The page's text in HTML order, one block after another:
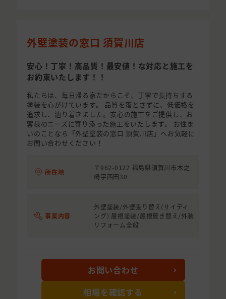
外壁塗装の窓口 須賀川店
安心！丁寧！高品質！最安値！な対応と施工を
お約束いたします！！
私たちは、毎日帰る家だからこそ、丁寧で長持ちする
塗装を心がけています。 品質を落とさずに、低価格を
追求し、辿り着きました。安心の施工をご提供し、お
客様のニーズに寄り添った施工をいたします。 お住ま
いのことなら「外壁塗装の窓口 須賀川店」へお気軽に
お問い合わせください！
所在地
〒962-0122 福島県須賀川市木之
崎字西田30
事業内容
外壁塗装/外壁張り替え(サイディ
ング) 屋根塗装/屋根葺き替え/外装
リフォーム全般
お問い合わせ
相場を確認する